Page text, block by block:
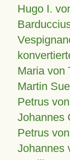
Hugo I.
Maria von
Martin
Petrus
Johannes
Petrus
Johannes